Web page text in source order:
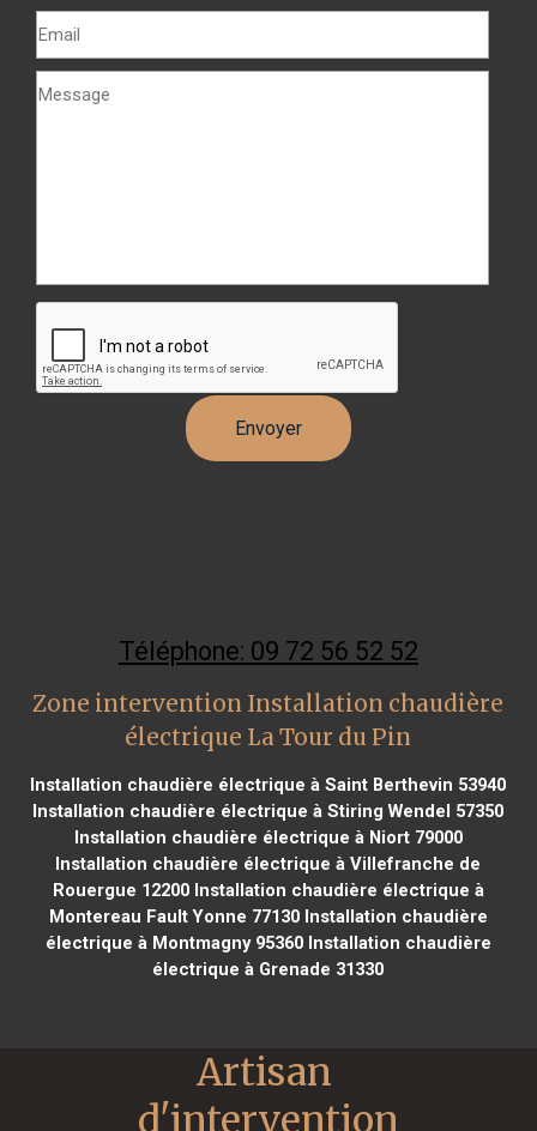
Téléphone: 09 72 56 52 52
Zone intervention Installation chaudière
électrique La Tour du Pin
Installation chaudière électrique à Saint Berthevin 53940
Installation chaudière électrique à Stiring Wendel 57350
Installation chaudière électrique à Niort 79000
Installation chaudière électrique à Villefranche de
Rouergue 12200Installation chaudière électrique à
Montereau Fault Yonne 77130Installation chaudière
électrique à Montmagny 95360Installation chaudière
électrique à Grenade 31330
Artisan
d'intervention